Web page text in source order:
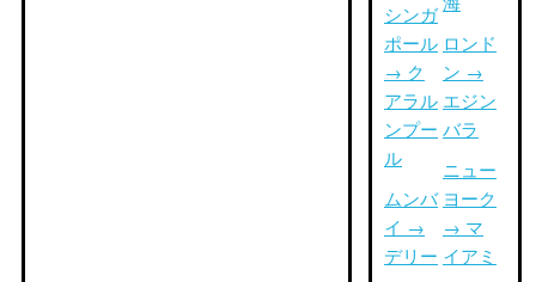
シンガ
ポール
→ ク
アラル
ンプー
ル
ムンバ
イ →
デリー
ロンド
ン →
エジン
バラ
ニュー
ヨーク
→ マ
イアミ